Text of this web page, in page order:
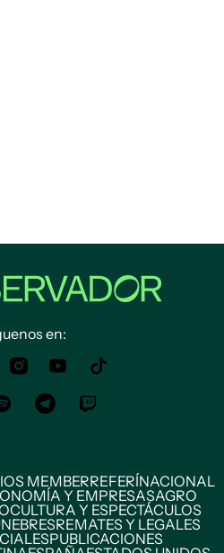
en:
MEMBERREFERÍNACIONAL
Y EMPRESASAGRO
CULTURA Y ESPECTÁCULOS
REMATES Y LEGALES
PUBLICACIONES